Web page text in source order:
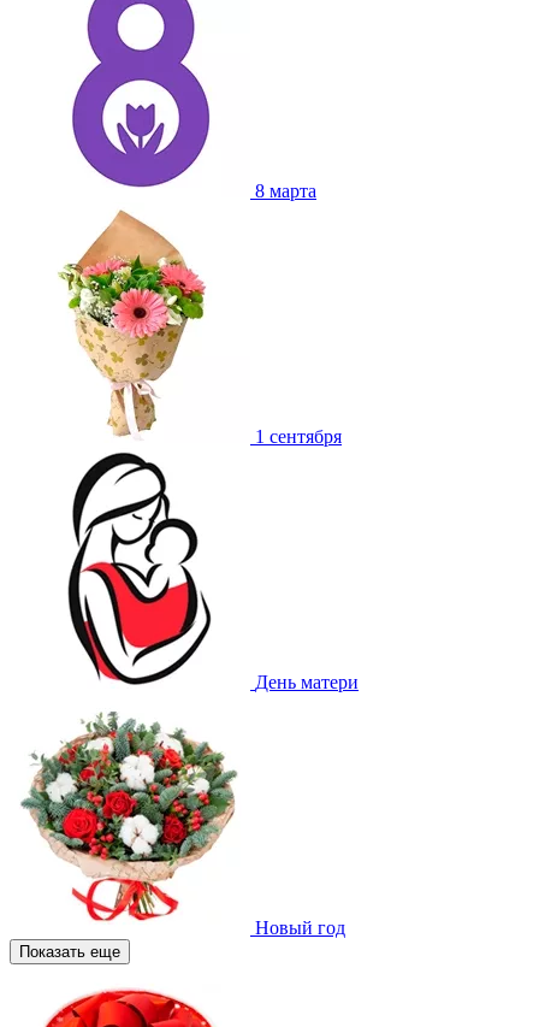
8 марта
1 сентября
День матери
Новый год
Показать еще